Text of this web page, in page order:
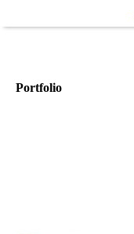
Portfolio